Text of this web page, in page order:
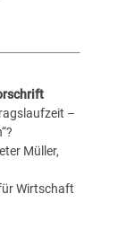
–
Müller,
Wirtschaft